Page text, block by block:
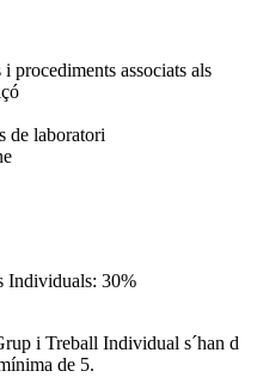
procediments associats als
de laboratori
Individuals: 30%
i Treball Individual s´han d
de 5.